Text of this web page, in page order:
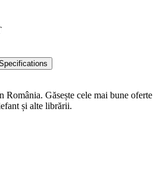
România. Găsește cele mai bune oferte
și alte librării.